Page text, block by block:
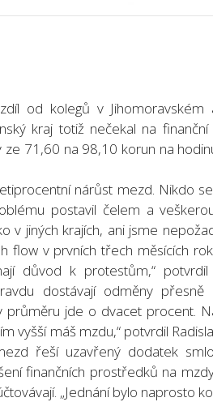
od kolegů v
kraj totiž nečekal na
71,60 na 98,10 korun na
nárůst mezd. Nikdo
postavil čelem a
v jiných krajích, ani jsme
flow v prvních třech měsících
důvod k protestům,“
dostávají odměny přesně
průměru jde o dvacet procent.
vyšší máš mzdu,“ potvrdil
řeší uzavřený dodatek
finančních prostředků na
„Jednání bylo naprosto